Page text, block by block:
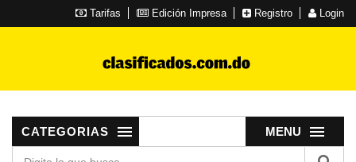
Tarifas Edición Impresa Registro Login
MENU
CATEGORIAS